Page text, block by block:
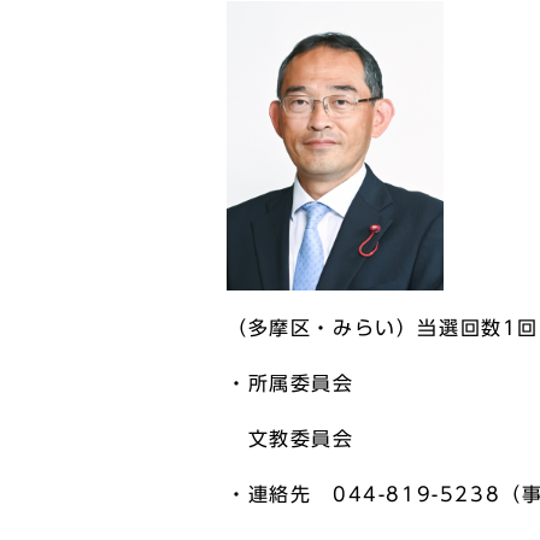
（多摩区・みらい）当選回数1回
・所属委員会
文教委員会
・連絡先 044-819-5238（事